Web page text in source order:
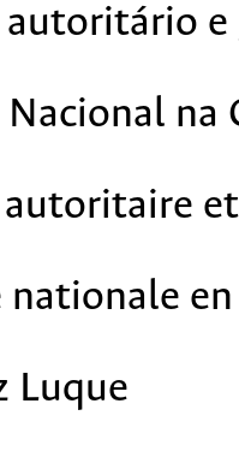
e
Nacional
nationale
Luque